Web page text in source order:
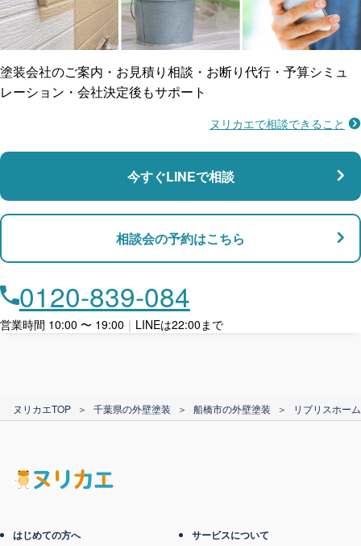
ご近所トラブルに
賠償保険
支払い対応
ローン利用
カード支払い
防水工事
マンション・アパート対応
店舗・事務所対応
塗装会社のご案内・お見積り相談・お断り代行・予算シミュ
レーション・会社決定後もサポート
ヌリカエで相談できること
今すぐLINEで相談
相談会の予約はこちら
0120-839-084
営業時間 10:00 〜 19:00 ｜ LINEは22:00まで
ヌリカエTOP ＞ 千葉県の外壁塗装 ＞ 船橋市の外壁塗装 ＞ リブリスホー
はじめての方へ
サービスについて